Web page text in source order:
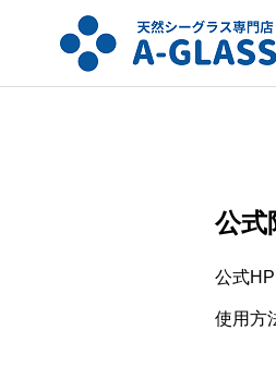
公式
公式
使用方